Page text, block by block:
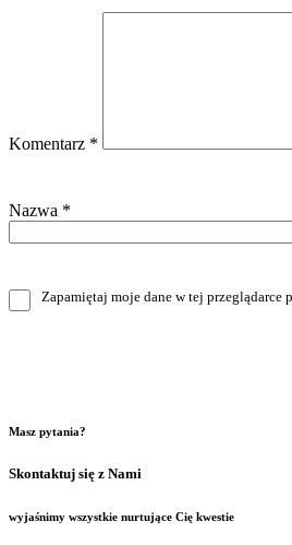
Komentarz *
Nazwa *
Zapamiętaj moje dane w tej przeglądarce
Masz pytania?
Skontaktuj się z Nami
wyjaśnimy wszystkie nurtujące Cię kwestie